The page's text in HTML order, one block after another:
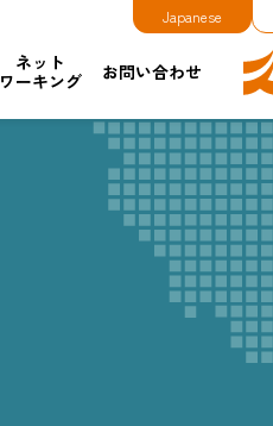
ネット
ワーキング
お問い合わせ
Japanese